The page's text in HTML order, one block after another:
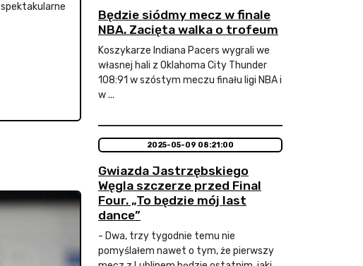
Będzie siódmy mecz w finale
NBA. Zacięta walka o trofeum
Koszykarze Indiana Pacers wygrali we
własnej hali z Oklahoma City Thunder
108:91 w szóstym meczu finału ligi NBA i
w ...
2025-05-09 08:21:00
Gwiazda Jastrzębskiego
Węgla szczerze przed Final
Four. „To będzie mój last
dance”
- Dwa, trzy tygodnie temu nie
pomyślałem nawet o tym, że pierwszy